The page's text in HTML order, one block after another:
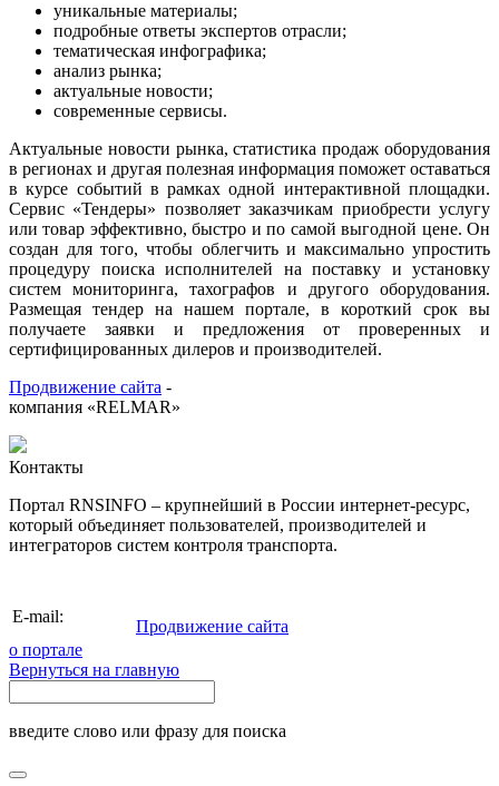
уникальные материалы;
подробные ответы экспертов отрасли;
тематическая инфографика;
анализ рынка;
актуальные новости;
современные сервисы.
Актуальные новости рынка, статистика продаж оборудования
в регионах и другая полезная информация поможет оставаться
в курсе событий в рамках одной интерактивной площадки.
Сервис «Тендеры» позволяет заказчикам приобрести услугу
или товар эффективно, быстро и по самой выгодной цене. Он
создан для того, чтобы облегчить и максимально упростить
процедуру поиска исполнителей на поставку и установку
систем мониторинга, тахографов и другого оборудования.
Размещая тендер на нашем портале, в короткий срок вы
получаете заявки и предложения от проверенных и
сертифицированных дилеров и производителей.
Продвижение сайта -
компания «RELMAR»
Контакты
Портал RNSINFO – крупнейший в России интернет-ресурс,
который объединяет пользователей, производителей и
интеграторов систем контроля транспорта.
E-mail:
Продвижение сайта
о портале
Вернуться на главную
введите слово или фразу для поиска